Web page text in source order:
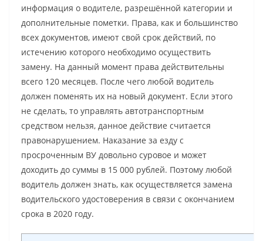
информация о водителе, разрешённой категории и
дополнительные пометки. Права, как и большинство
всех документов, имеют свой срок действий, по
истечению которого необходимо осуществить
замену. На данный момент права действительны
всего 120 месяцев. После чего любой водитель
должен поменять их на новый документ. Если этого
не сделать, то управлять автотранспортным
средством нельзя, данное действие считается
правонарушением. Наказание за езду с
просроченным ВУ довольно суровое и может
доходить до суммы в 15 000 рублей. Поэтому любой
водитель должен знать, как осуществляется замена
водительского удостоверения в связи с окончанием
срока в 2020 году.